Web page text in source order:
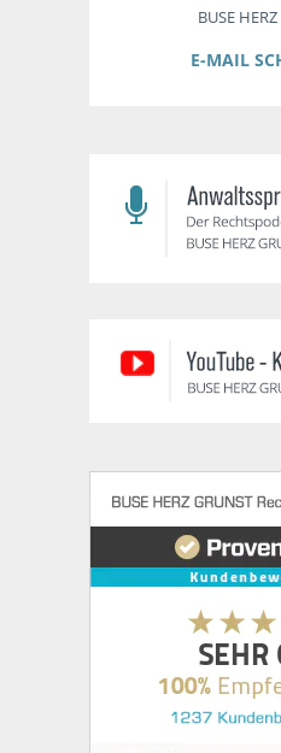
BUSE
E-MAIL